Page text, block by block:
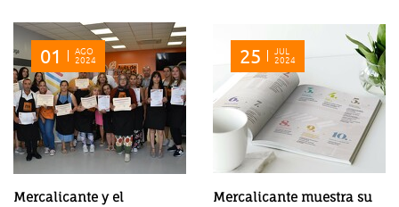
01 AGO
2024
Mercalicante y el
25 JUL
2024
Mercalicante muestra su